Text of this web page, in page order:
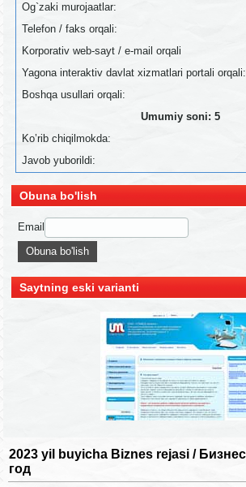
Og`zaki murojaatlar:
Telefon / faks orqali:
Korporativ web-sayt / e-mail orqali
Yagona interaktiv davlat xizmatlari portali orqali:
Boshqa usullari orqali:
Umumiy soni: 5
Ko’rib chiqilmokda:
Javob yuborildi:
Obuna bo'lish
Email
Saytning eski varianti
2023 yil buyicha Biznes rejasi /
год